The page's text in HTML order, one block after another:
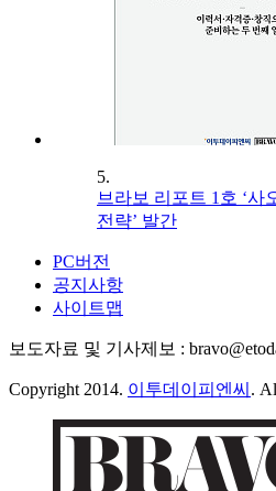
5.
브라보 리포트 1호 ‘사
전략’ 발간
PC버전
공지사항
사이트맵
보도자료 및 기사제보 :
Copyright 2014. 이투데이피엔씨 .